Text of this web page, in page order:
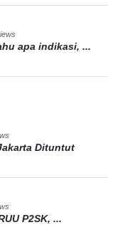
apa indikasi, ...
Dituntut
P2SK, ...